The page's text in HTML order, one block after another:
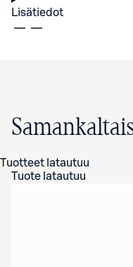
Lisätiedot
Tuotteet latautuu
Tuote latautuu